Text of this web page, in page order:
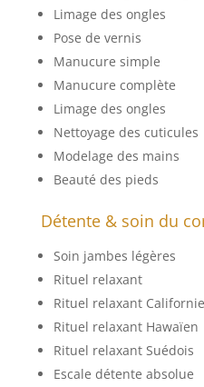
Limage des ongles
Pose de vernis
Manucure simple
Manucure complète
Limage des ongles
Nettoyage des cuticules
Modelage des mains
Beauté des pieds
Détente & soin du
Soin jambes légères
Rituel relaxant
Rituel relaxant
Rituel relaxant Hawaïen
Rituel relaxant Suédois
Escale détente absolue